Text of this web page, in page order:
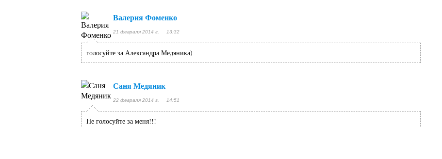
Валерия Фоменко
21 февраля 2014 г. 13:32
голосуйте за Александра Медяника)
Саня Медяник
22 февраля 2014 г. 14:51
Не голосуйте за меня!!!